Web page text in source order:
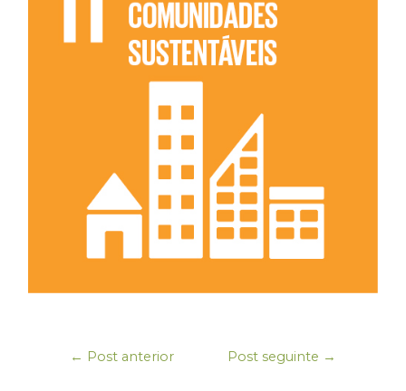
← Post anterior Post seguinte →